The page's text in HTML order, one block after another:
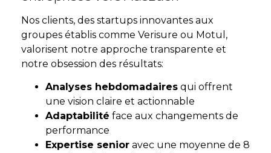
Nos clients, des startups innovantes aux
groupes établis comme Verisure ou Motul,
valorisent notre approche transparente et
notre obsession des résultats:
Analyses hebdomadaires qui offrent
une vision claire et actionnable
Adaptabilité face aux changements de
performance
Expertise senior avec une moyenne de 8